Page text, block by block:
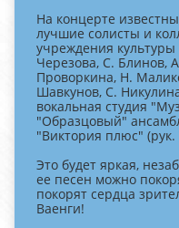
На концерте
лучшие солисты и
учреждения
Черезова, С. Блинов,
Проворкина, Н.
Шавкунов, С.
вокальная студия
"Образцовый"
"Виктория плюс" (рук.
Это будет яркая,
ее песен можно
покорят сердца
Ваенги!